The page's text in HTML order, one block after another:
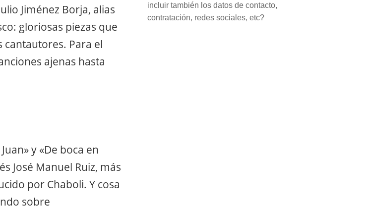
Jiménez Borja, alias
gloriosas piezas que
Para el
ajenas hasta
y «De boca en
José Manuel Ruiz, más
por Chaboli. Y cosa
sobre
incluir también los datos de contacto,
contratación, redes sociales, etc?